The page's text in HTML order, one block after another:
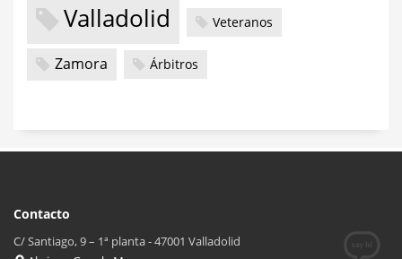
Valladolid Veteranos
Zamora Árbitros
Contacto
C/ Santiago, 9 – 1ª planta - 47001 Valladolid